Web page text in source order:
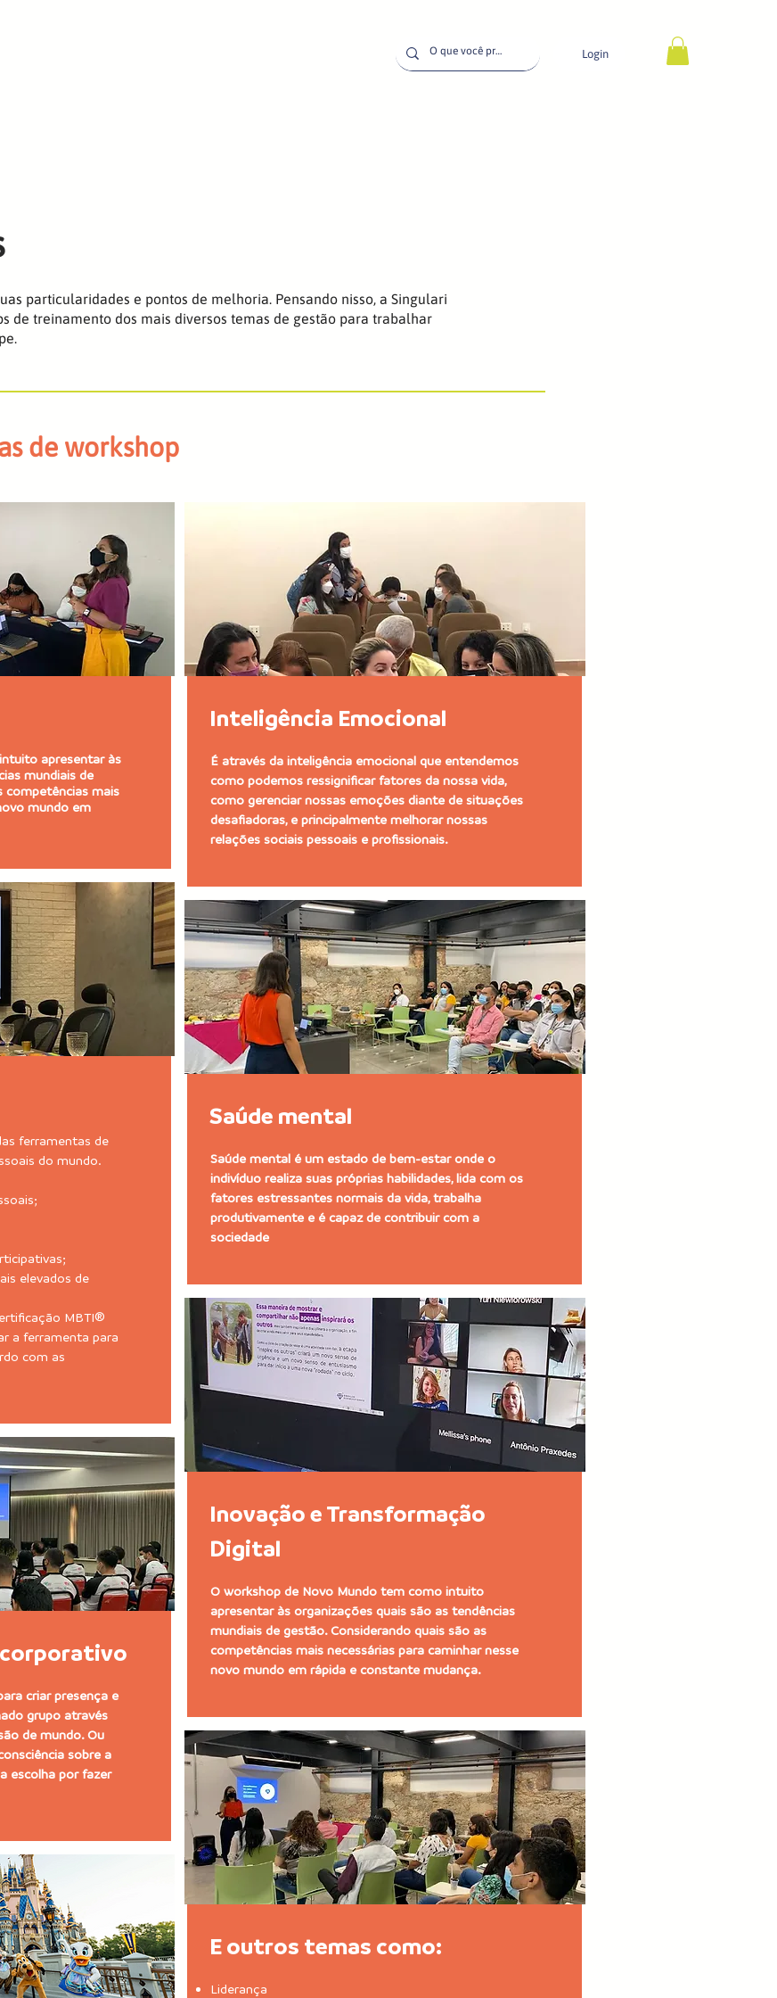
Login
particularidades e pontos de melhoria. Pensando nisso, a Singulari
de treinamento dos mais diversos temas de gestão para trabalhar
de workshop
apresentar às
mundiais de
competências mais
mundo em
ferramentas de
do mundo.
elevados de
MBTI®
a ferramenta para
com as
corporativo
criar presença e
grupo através
de mundo. Ou
sobre a
escolha por fazer
Inteligência Emocional
É através da inteligência emocional que entendemos
como podemos ressignificar fatores da nossa vida,
como gerenciar nossas emoções diante de situações
desafiadoras, e principalmente melhorar nossas
relações sociais pessoais e profissionais.
Saúde mental
Saúde mental é um estado de bem-estar onde o
indivíduo realiza suas próprias habilidades, lida com os
fatores estressantes normais da vida, trabalha
produtivamente e é capaz de contribuir com a
sociedade
Inovação e Transformação
Digital
O workshop de Novo Mundo tem como intuito
apresentar às organizações quais são as tendências
mundiais de gestão. Considerando quais são as
competências mais necessárias para caminhar nesse
novo mundo em rápida e constante mudança.
E outros temas como:
Liderança